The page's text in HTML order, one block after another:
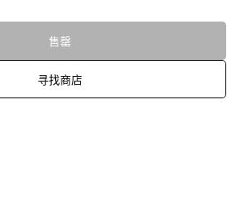
售罄
寻找商店